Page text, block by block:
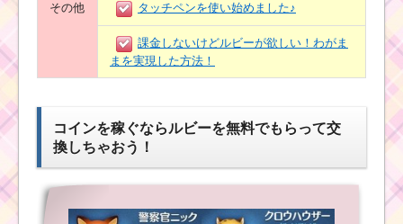
その他 タッチペンを使い始めました♪
課金しないけどルビーが欲しい！わがま
まを実現した方法！
コインを稼ぐならルビーを無料でもらって交
換しちゃおう！